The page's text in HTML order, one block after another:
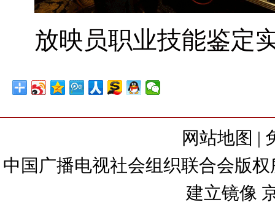
放映员职业技能鉴定
网站地图 |
中国广播电视社会组织联合会版
建立镜像